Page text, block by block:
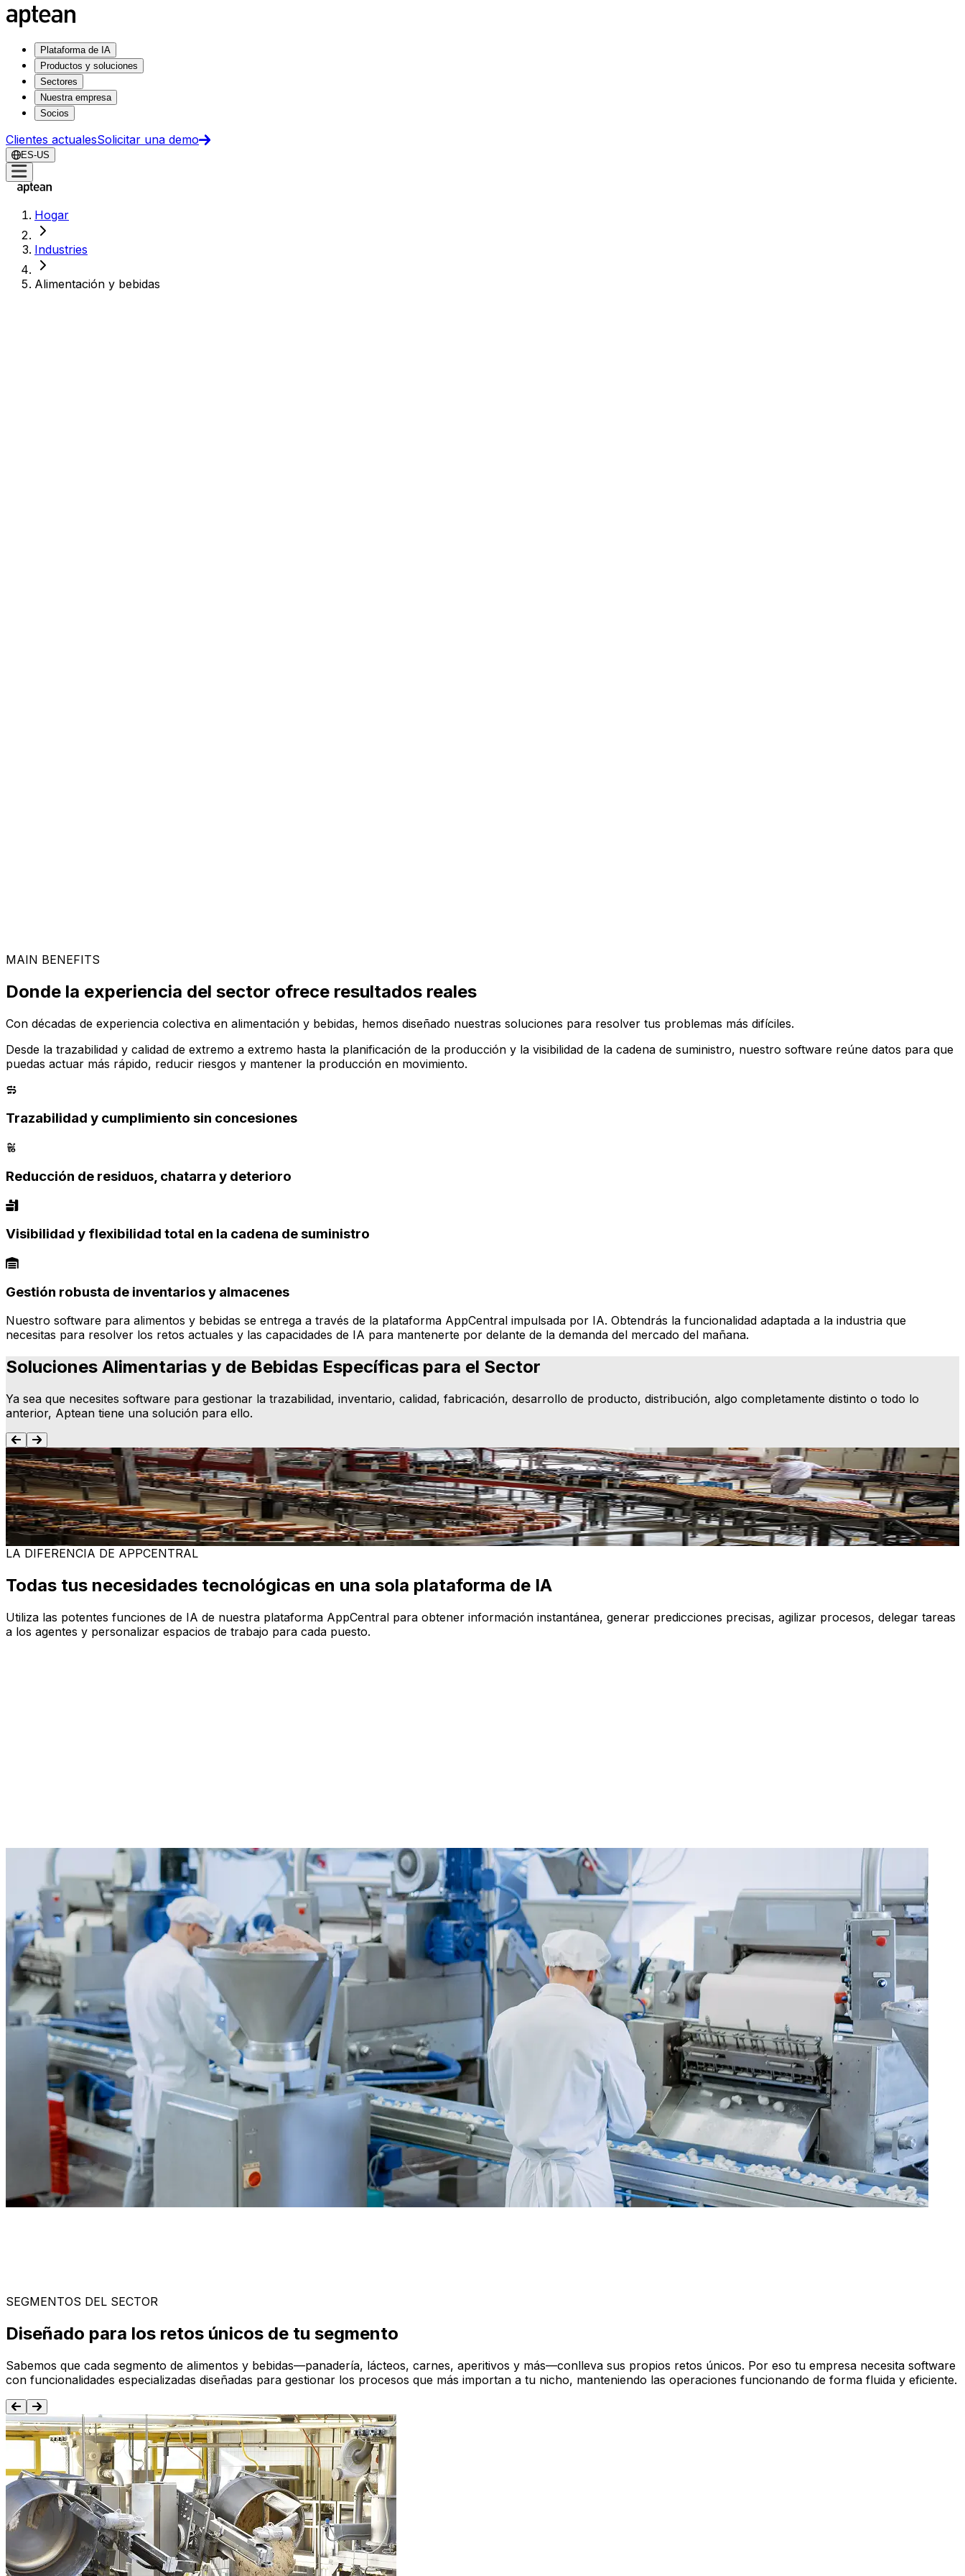
Plataforma de IA
Productos y soluciones
Sectores
Nuestra empresa
Socios
Clientes actualesSolicitar una demo
ES-US
Hogar
Industries
Alimentación y bebidas
MAIN BENEFITS
Donde la experiencia del sector ofrece resultados reales
Con décadas de experiencia colectiva en alimentación y bebidas, hemos diseñado nuestras soluciones para resolver tus problemas más difíciles.
Desde la trazabilidad y calidad de extremo a extremo hasta la planificación de la producción y la visibilidad de la cadena de suministro, nuestro software reúne datos para que
puedas actuar más rápido, reducir riesgos y mantener la producción en movimiento.
Trazabilidad y cumplimiento sin concesiones
Reducción de residuos, chatarra y deterioro
Visibilidad y flexibilidad total en la cadena de suministro
Gestión robusta de inventarios y almacenes
Nuestro software para alimentos y bebidas se entrega a través de la plataforma AppCentral impulsada por IA. Obtendrás la funcionalidad adaptada a la industria que
necesitas para resolver los retos actuales y las capacidades de IA para mantenerte por delante de la demanda del mercado del mañana.
Soluciones Alimentarias y de Bebidas Específicas para el Sector
Ya sea que necesites software para gestionar la trazabilidad, inventario, calidad, fabricación, desarrollo de producto, distribución, algo completamente distinto o todo lo
anterior, Aptean tiene una solución para ello.
ERP en alimentos y bebidas
Automatiza flujos de trabajo, conecta equipos y mejora la eficiencia sin perder de vista la seguridad, la calidad o el cumplimiento. Nuestro ERP de alimentos y bebidas, basado
en Microsoft Dynamics 365 Business Central, es tu base para el futuro.
Más información
LA DIFERENCIA DE APPCENTRAL
Todas tus necesidades tecnológicas en una sola plataforma de IA
Utiliza las potentes funciones de IA de nuestra plataforma AppCentral para obtener información instantánea, generar predicciones precisas, agilizar procesos, delegar tareas
a los agentes y personalizar espacios de trabajo para cada puesto.
SEGMENTOS DEL SECTOR
Diseñado para los retos únicos de tu segmento
Sabemos que cada segmento de alimentos y bebidas—panadería, lácteos, carnes, aperitivos y más—conlleva sus propios retos únicos. Por eso tu empresa necesita software
con funcionalidades especializadas diseñadas para gestionar los procesos que más importan a tu nicho, manteniendo las operaciones funcionando de forma fluida y eficiente.